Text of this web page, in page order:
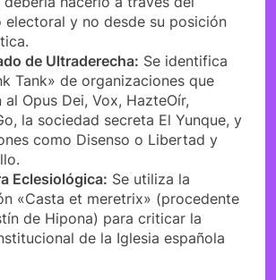
electoral y no desde su posición
de Ultraderecha: Se identifica
Tank» de organizaciones que
al Opus Dei, Vox, HazteOír,
la sociedad secreta El Yunque, y
como Disenso o Libertad y
Eclesiológica: Se utiliza la
«Casta et meretrix» (procedente
de Hipona) para criticar la
de la Iglesia española